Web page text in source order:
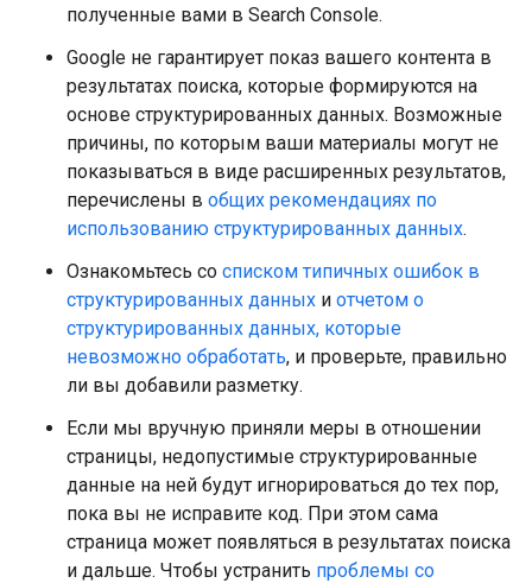
полученные вами в Search Console.
Google не гарантирует показ вашего контента в
результатах поиска, которые формируются на
основе структурированных данных. Возможные
причины, по которым ваши материалы могут не
показываться в виде расширенных результатов,
перечислены в общих рекомендациях по
использованию структурированных данных.
Ознакомьтесь со списком типичных ошибок в
структурированных данных и отчетом о
структурированных данных, которые
невозможно обработать, и проверьте, правильно
ли вы добавили разметку.
Если мы вручную приняли меры в отношении
страницы, недопустимые структурированные
данные на ней будут игнорироваться до тех пор,
пока вы не исправите код. При этом сама
страница может появляться в результатах поиска
и дальше. Чтобы устранить проблемы со